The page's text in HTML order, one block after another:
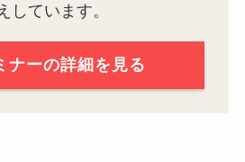
しています。
ナーの詳細を見る